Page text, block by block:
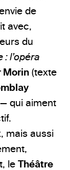
de
avec,
du
: l’opéra
Morin (texte
qui aiment
mais aussi
le Théâtre